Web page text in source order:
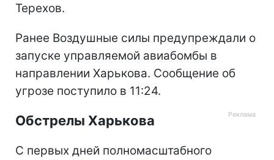
Терехов.
Ранее Воздушные силы предупреждали о
запуске управляемой авиабомбы в
направлении Харькова. Сообщение об
угрозе поступило в 11:24.
Обстрелы Харькова
С первых дней полномасштабного